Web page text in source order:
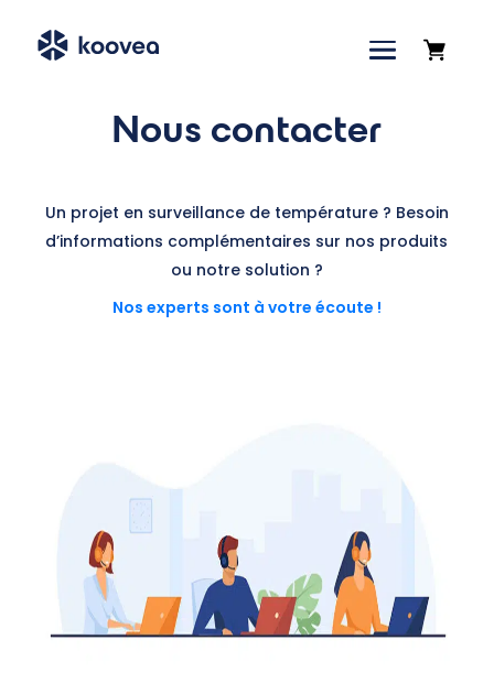
Nous contacter
Un projet en surveillance de température ? Besoin
d’informations complémentaires sur nos produits
ou notre solution ?
Nos experts sont à votre écoute !